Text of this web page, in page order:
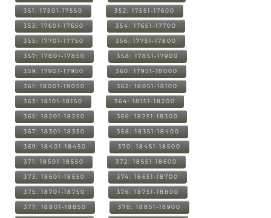
351: 17501-17550 352: 17551-17600
353: 17601-17650 354: 17651-17700
355: 17701-17750 356: 17751-17800
357: 17801-17850 358: 17851-17900
359: 17901-17950 360: 17951-18000
361: 18001-18050 362: 18051-18100
363: 18101-18150 364: 18151-18200
365: 18201-18250 366: 18251-18300
367: 18301-18350 368: 18351-18400
369: 18401-18450 370: 18451-18500
371: 18501-18550 372: 18551-18600
373: 18601-18650 374: 18651-18700
375: 18701-18750 376: 18751-18800
377: 18801-18850 378: 18851-18900